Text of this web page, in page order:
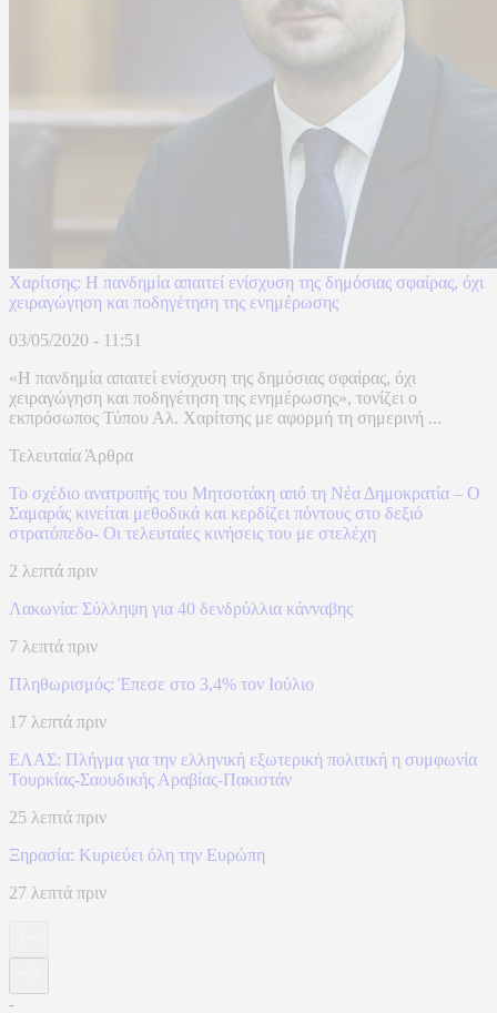
Χαρίτσης: Η πανδημία απαιτεί ενίσχυση της δημόσιας σφαίρας, όχι
χειραγώγηση και ποδηγέτηση της ενημέρωσης
03/05/2020 - 11:51
«Η πανδημία απαιτεί ενίσχυση της δημόσιας σφαίρας, όχι
χειραγώγηση και ποδηγέτηση της ενημέρωσης», τονίζει ο
εκπρόσωπος Τύπου Αλ. Χαρίτσης με αφορμή τη σημερινή ...
Τελευταία Άρθρα
Το σχέδιο ανατροπής του Μητσοτάκη από τη Νέα Δημοκρατία – Ο
Σαμαράς κινείται μεθοδικά και κερδίζει πόντους στο δεξιό
στρατόπεδο- Οι τελευταίες κινήσεις του με στελέχη
2 λεπτά πριν
Λακωνία: Σύλληψη για 40 δενδρύλλια κάνναβης
7 λεπτά πριν
Πληθωρισμός: Έπεσε στο 3,4% τον Ιούλιο
17 λεπτά πριν
ΕΛΑΣ: Πλήγμα για την ελληνική εξωτερική πολιτική η συμφωνία
Τουρκίας-Σαουδικής Αραβίας-Πακιστάν
25 λεπτά πριν
Ξηρασία: Κυριεύει όλη την Ευρώπη
27 λεπτά πριν
-